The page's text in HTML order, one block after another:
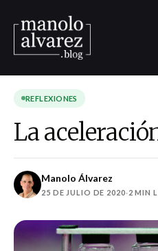
REFLEXIONES
La
Manolo Álvarez
25 DE JULIO DE 2020·2 MIN